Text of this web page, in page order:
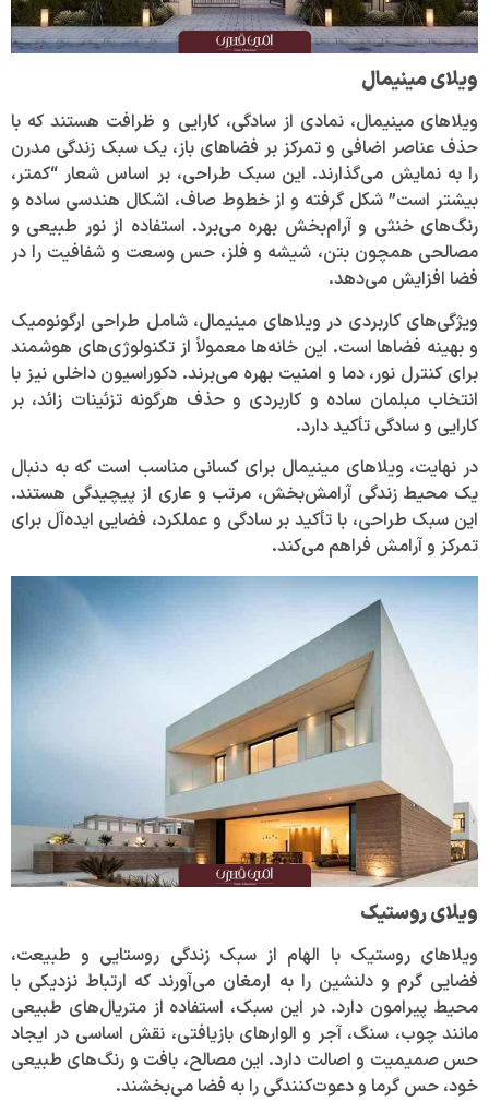
ویلای مینیمال
ویلاهای مینیمال، نمادی از سادگی، کارایی و ظرافت هستند که با
حذف عناصر اضافی و تمرکز بر فضاهای باز، یک سبک زندگی مدرن
را به نمایش می‌گذارند. این سبک طراحی، بر اساس شعار “کمتر،
بیشتر است” شکل گرفته و از خطوط صاف، اشکال هندسی ساده و
رنگ‌های خنثی و آرام‌بخش بهره می‌برد. استفاده از نور طبیعی و
مصالحی همچون بتن، شیشه و فلز، حس وسعت و شفافیت را در
فضا افزایش می‌دهد.
ویژگی‌های کاربردی در ویلاهای مینیمال، شامل طراحی ارگونومیک
و بهینه فضاها است. این خانه‌ها معمولاً از تکنولوژی‌های هوشمند
برای کنترل نور، دما و امنیت بهره می‌برند. دکوراسیون داخلی نیز با
انتخاب مبلمان ساده و کاربردی و حذف هرگونه تزئینات زائد، بر
کارایی و سادگی تأکید دارد.
در نهایت، ویلاهای مینیمال برای کسانی مناسب است که به دنبال
یک محیط زندگی آرامش‌بخش، مرتب و عاری از پیچیدگی هستند.
این سبک طراحی، با تأکید بر سادگی و عملکرد، فضایی ایده‌آل برای
تمرکز و آرامش فراهم می‌کند.
ویلای روستیک
ویلاهای روستیک با الهام از سبک زندگی روستایی و طبیعت،
فضایی گرم و دلنشین را به ارمغان می‌آورند که ارتباط نزدیکی با
محیط پیرامون دارد. در این سبک، استفاده از متریال‌های طبیعی
مانند چوب، سنگ، آجر و الوارهای بازیافتی، نقش اساسی در ایجاد
حس صمیمیت و اصالت دارد. این مصالح، بافت و رنگ‌های طبیعی
خود، حس گرما و دعوت‌کنندگی را به فضا می‌بخشند.